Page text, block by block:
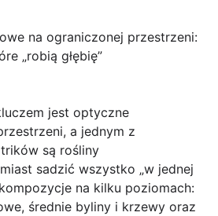
na ograniczonej przestrzeni:
„robią głębię”
jest optyczne
, a jednym z
są rośliny
sadzić wszystko „w jednej
na kilku poziomach:
średnie byliny i krzewy oraz